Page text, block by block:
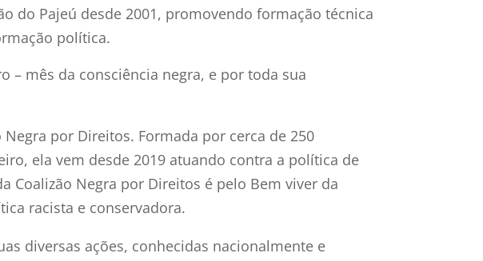
do Pajeú desde 2001, promovendo formação técnica
política.
– mês da consciência negra, e por toda sua
por Direitos. Formada por cerca de 250
ela vem desde 2019 atuando contra a política de
Coalizão Negra por Direitos é pelo Bem viver da
racista e conservadora.
diversas ações, conhecidas nacionalmente e